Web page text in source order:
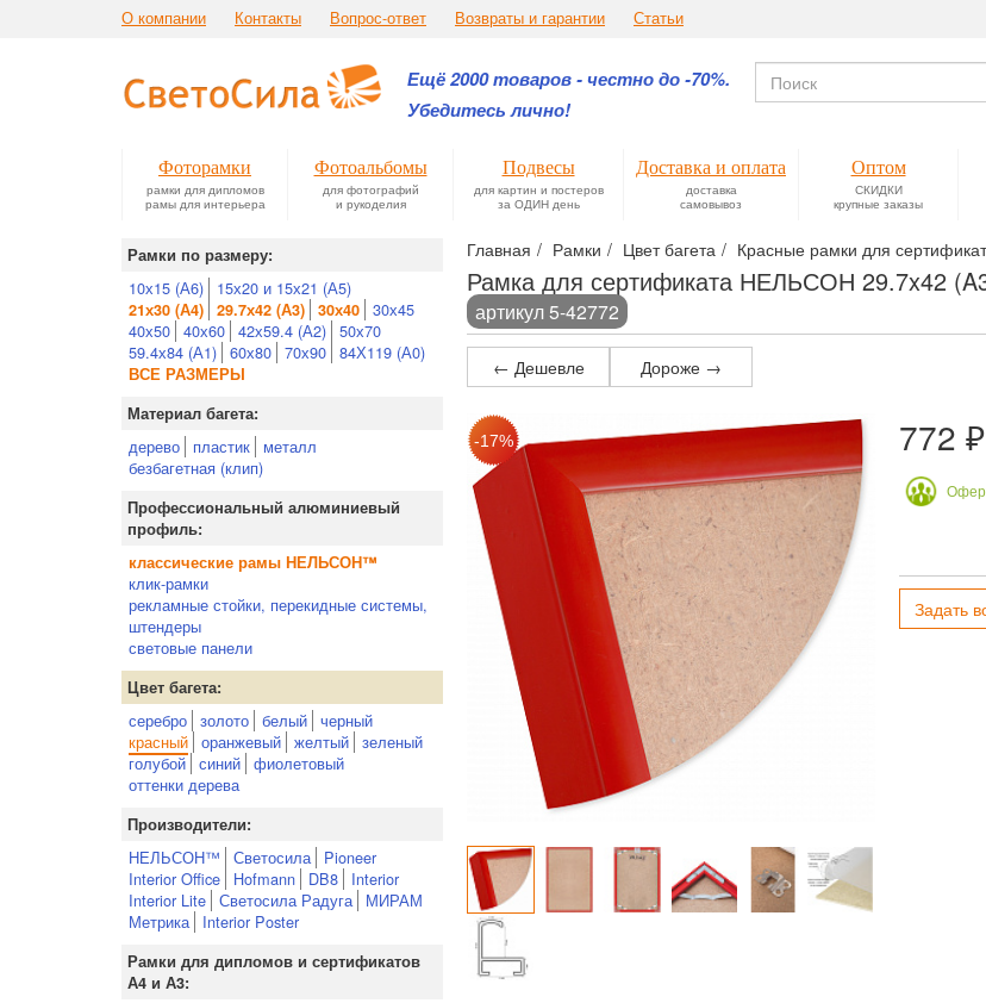
О компании Контакты Вопрос-ответ Возвраты и гарантии Статьи
Ещё 2000 товаров - честно до -70%.
Убедитесь лично!
Фоторамки
рамки для дипломов
рамы для интерьера
Фотоальбомы
для фотографий
и рукоделия
Подвесы
для картин и постеров
за ОДИН день
Доставка и оплата
доставка
самовывоз
Оптом
СКИДКИ
крупные заказы
Главная Рамки Цвет багета Красные рамки для
Рамка для сертификата НЕЛЬСОН 29.7x42
артикул 5-42772
Рамки по размеру:
10х15 (А6) 15х20 и 15х21 (А5)
21х30 (А4) 29.7х42 (А3) 30х40
30х45
40х50 40х60 42х59.4 (А2) 50х70
59.4х84 (А1) 60х80 70х90 84Х119 (А0)
ВСЕ РАЗМЕРЫ
Материал багета:
дерево пластик
металл
безбагетная (клип)
Профессиональный алюминиевый
профиль:
классические рамы НЕЛЬСОН™
клик-рамки
рекламные стойки, перекидные системы,
штендеры
световые панели
Цвет багета:
серебро золото белый черный
красный оранжевый желтый зеленый
голубой синий фиолетовый
оттенки дерева
Производители:
НЕЛЬСОН™ Светосила
Pioneer
Interior Office
Hofmann DB8
Interior
Interior Lite Светосила Радуга
МИРАМ
Метрика
Interior Poster
Рамки для дипломов и сертификатов
А4 и А3:
← Дешевле Дороже →
772 ₽
Задать